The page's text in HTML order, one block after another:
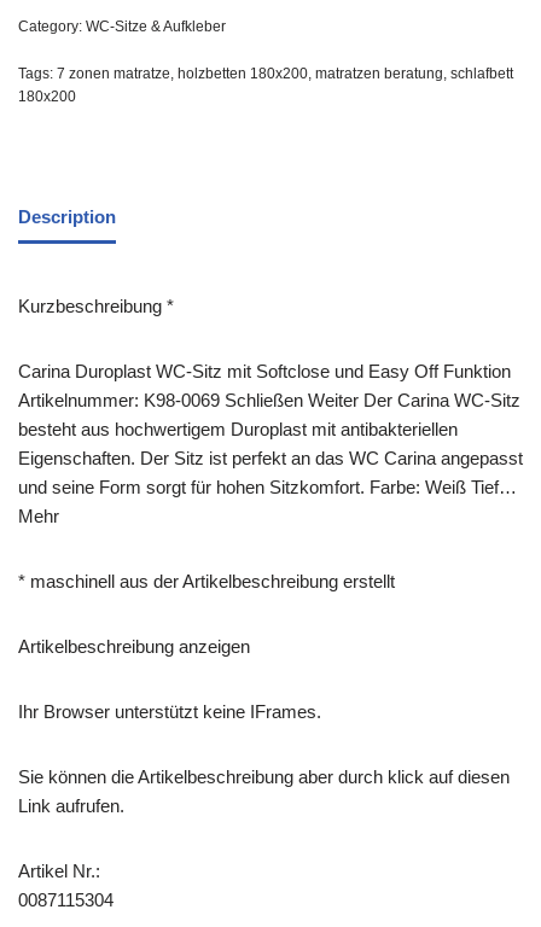
Category: WC-Sitze & Aufkleber
Tags: 7 zonen matratze, holzbetten 180x200, matratzen beratung, schlafbett
180x200
Description
Kurzbeschreibung *
Carina Duroplast WC-Sitz mit Softclose und Easy Off Funktion
Artikelnummer: K98-0069 Schließen Weiter Der Carina WC-Sitz
besteht aus hochwertigem Duroplast mit antibakteriellen
Eigenschaften. Der Sitz ist perfekt an das WC Carina angepasst
und seine Form sorgt für hohen Sitzkomfort. Farbe: Weiß Tief…
Mehr
* maschinell aus der Artikelbeschreibung erstellt
Artikelbeschreibung anzeigen
Ihr Browser unterstützt keine IFrames.
Sie können die Artikelbeschreibung aber durch klick auf diesen
Link aufrufen.
Artikel Nr.:
0087115304